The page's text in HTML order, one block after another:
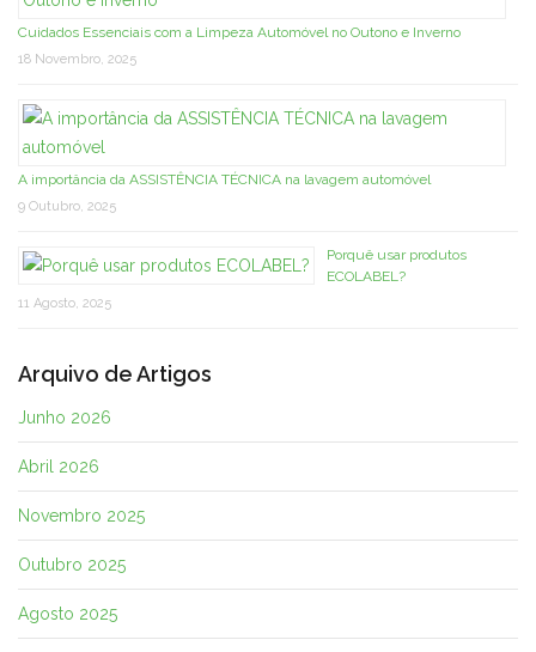
Cuidados Essenciais com a Limpeza Automóvel no Outono e Inverno
18 Novembro, 2025
A importância da ASSISTÊNCIA TÉCNICA na lavagem automóvel
9 Outubro, 2025
Porquê usar produtos
ECOLABEL?
11 Agosto, 2025
Arquivo de Artigos
Junho 2026
Abril 2026
Novembro 2025
Outubro 2025
Agosto 2025